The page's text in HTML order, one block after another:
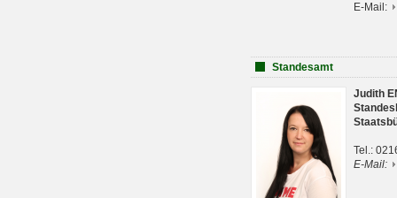
E-Mail:
Standesamt
Judith
Tel.:
E-Mail: